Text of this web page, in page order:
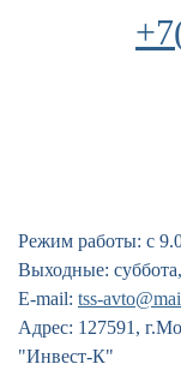
Режим работы: с
Выходные:
E-mail: tss-
Адрес: 127591,
"Инвест-К"